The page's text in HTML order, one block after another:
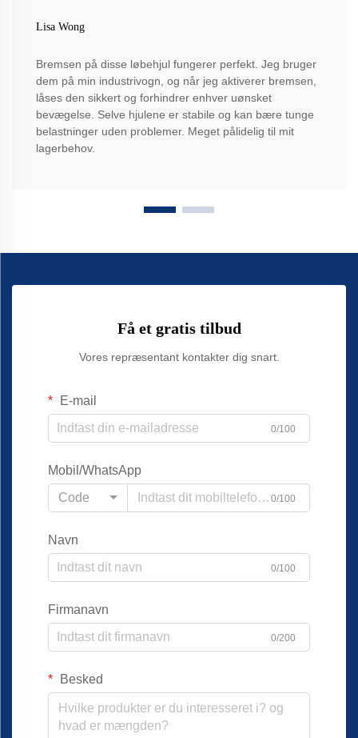
Lisa Wong
Bremsen på disse løbehjul fungerer perfekt. Jeg bruger
dem på min industrivogn, og når jeg aktiverer bremsen,
låses den sikkert og forhindrer enhver uønsket
bevægelse. Selve hjulene er stabile og kan bære tunge
belastninger uden problemer. Meget pålidelig til mit
lagerbehov.
Få et gratis tilbud
Vores repræsentant kontakter dig snart.
E-mail
0/100
Mobil/WhatsApp
Code
0/100
Navn
0/100
Firmanavn
0/200
Besked